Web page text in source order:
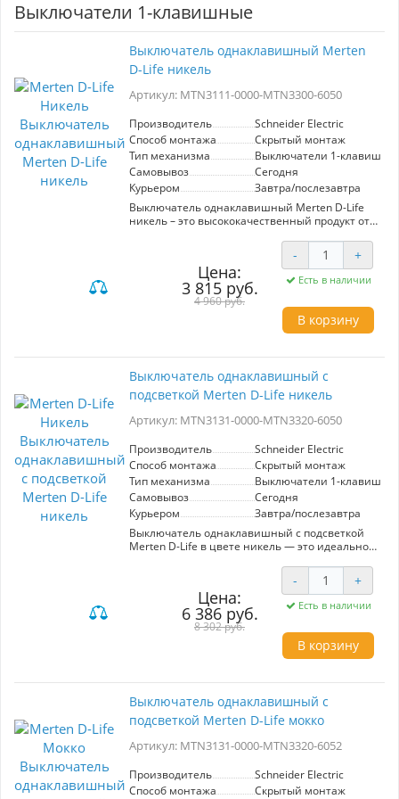
устойчивость к механическим повреждениям
стандартных монтажных коробок.
Преимущества для пользователя: -
детьми. - Долговечность и надежность в
дизайн для создания гармоничного
интерьера.
Выключатели 1-клавишные
Выключатель однаклавишный Merten
D-Life никель
Артикул: MTN3111-0000-MTN3300-6050
Производитель
Schneider Electric
Способ монтажа
Скрытый монтаж
Тип механизма
Выключатели 1-
Самовывоз
Сегодня
Курьером
Завтра/послезавтра
Выключатель однаклавишный Merten D-Life
никель – это высококачественный продукт от
Артикул MTN3111-0000-MTN3300-6050
обозначает стильное и современное решение
для управления освещением в вашем
интерьерном пространстве. С механическим
типом управления, данный выключатель
обладает одной клавишей, обеспечивая
простоту и удобство в использовании.
изысканности, гармонично вписываясь в
любой дизайн, от классического до
современного. Выключатель Merten D-Life
отличается надежностью и долговечностью,
долгосрочной эксплуатации. Обновите ваш
функционального элемента, который
объединяет в себе качество и современный
дизайн.
Цена:
3 815 руб.
4 960 руб.
- +
Есть в наличии
В корзину
Выключатель однаклавишный с
подсветкой Merten D-Life никель
Артикул: MTN3131-0000-MTN3320-6050
Производитель
Schneider Electric
Способ монтажа
Скрытый монтаж
Тип механизма
Выключатели 1-
Самовывоз
Сегодня
Курьером
Завтра/послезавтра
Выключатель однаклавишный с подсветкой
Merten D-Life в цвете никель — это идеальное
сочетающее стиль и функциональность.
Изготавливаемый под брендом Schneider
Electric, данный выключатель гарантирует
высокое качество и надежность. Механизм
выполнен в элегантном никелевом цвете,
который добавляет нотку изысканности в
Ключевое преимущество данной модели —
наличие подсветки, что обеспечивает
удобство в использовании в темное время
суток. Выключатель обладает простой и
делает его установку и обслуживание легкими.
передовых технологий делает Merten D-Life
великолепным выбором для создания уютной
Цена:
6 386 руб.
8 302 руб.
- +
Есть в наличии
В корзину
Выключатель однаклавишный с
подсветкой Merten D-Life мокко
Артикул: MTN3131-0000-MTN3320-6052
Производитель
Schneider Electric
Способ монтажа
Скрытый монтаж